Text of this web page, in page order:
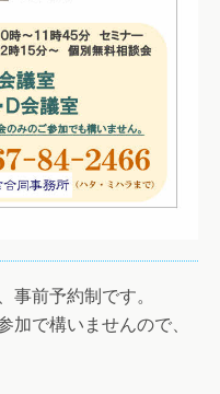
事前予約制です。
加で構いませんので、